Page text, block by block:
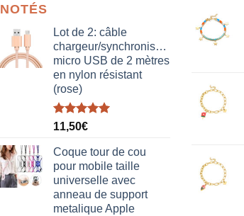
NOTÉS
Lot de 2: câble
chargeur/synchronisation
micro USB de 2 mètres
en nylon résistant
(rose)
Note5.00
11,50€
Coque tour de cou
pour mobile taille
universelle avec
anneau de support
metalique Apple